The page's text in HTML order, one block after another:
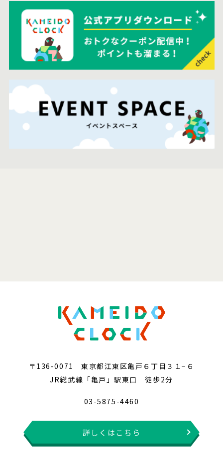
〒136-0071 東京都江東区亀戸６丁目３１−６
JR総武線「亀戸」駅東口 徒歩2分
03-5875-4460
詳しくはこちら